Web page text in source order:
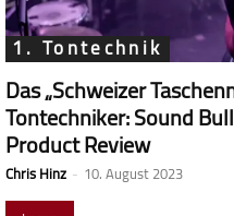
1. Tontechnik
Das „Schweizer
Tontechniker: Sound
Product Review
Chris Hinz - 10. August 2023